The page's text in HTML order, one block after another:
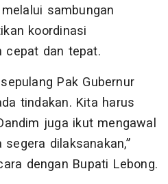
sambungan
koordinasi
cepat dan tepat.
Pak Gubernur
tindakan. Kita harus
juga ikut mengawal
dilaksanakan,”
dengan Bupati Lebong.